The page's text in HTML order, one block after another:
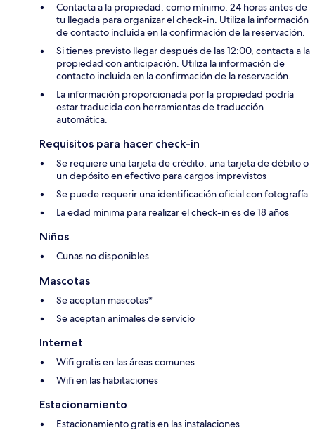
Contacta a la propiedad, como mínimo, 24 horas antes de
tu llegada para organizar el check-in. Utiliza la información
de contacto incluida en la confirmación de la reservación.
Si tienes previsto llegar después de las 12:00, contacta a la
propiedad con anticipación. Utiliza la información de
contacto incluida en la confirmación de la reservación.
La información proporcionada por la propiedad podría
estar traducida con herramientas de traducción
automática.
Requisitos para hacer check-in
Se requiere una tarjeta de crédito, una tarjeta de débito o
un depósito en efectivo para cargos imprevistos
Se puede requerir una identificación oficial con fotografía
La edad mínima para realizar el check-in es de 18 años
Niños
Cunas no disponibles
Mascotas
Se aceptan mascotas*
Se aceptan animales de servicio
Internet
Wifi gratis en las áreas comunes
Wifi en las habitaciones
Estacionamiento
Estacionamiento gratis en las instalaciones